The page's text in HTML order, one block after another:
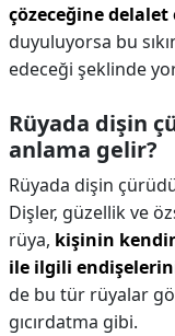
çözeceğine delalet
duyuluyorsa bu
edeceği şeklinde
Rüyada dişin
anlama gelir?
Rüyada dişin
Dişler, güzellik ve
rüya, kişinin
ile ilgili
de bu tür rüyalar
gıcırdatma gibi.